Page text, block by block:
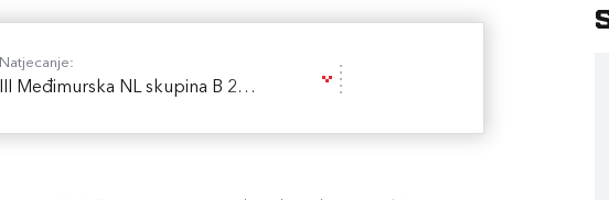
Natjecanje:
III Međimurska NL skupina B 26/27